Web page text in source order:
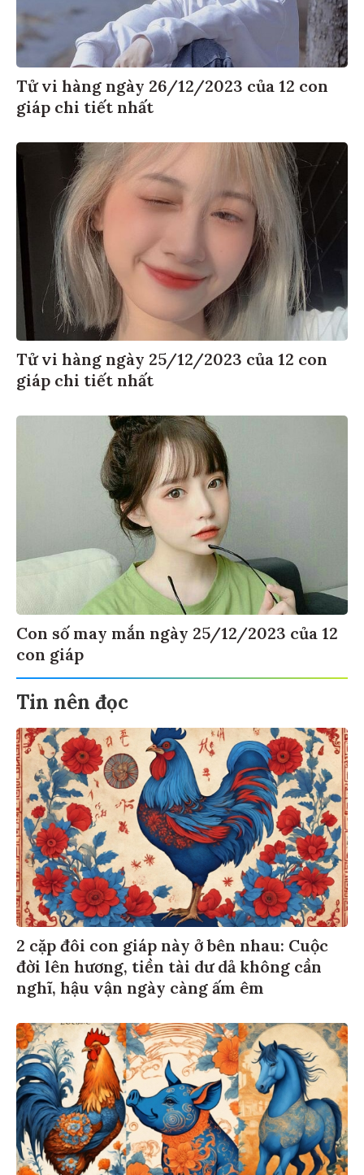
Tử vi hàng ngày 26/12/2023 của 12 con
giáp chi tiết nhất
Tử vi hàng ngày 25/12/2023 của 12 con
giáp chi tiết nhất
Con số may mắn ngày 25/12/2023 của 12
con giáp
Tin nên đọc
2 cặp đôi con giáp này ở bên nhau: Cuộc
đời lên hương, tiền tài dư dả không cần
nghĩ, hậu vận ngày càng ấm êm